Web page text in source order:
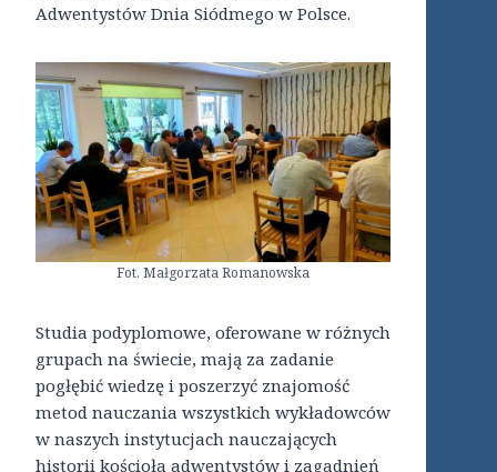
Adwentystów Dnia Siódmego w Polsce.
Fot. Małgorzata Romanowska
Studia podyplomowe, oferowane w różnych
grupach na świecie, mają za zadanie
pogłębić wiedzę i poszerzyć znajomość
metod nauczania wszystkich wykładowców
w naszych instytucjach nauczających
historii kościoła adwentystów i zagadnień